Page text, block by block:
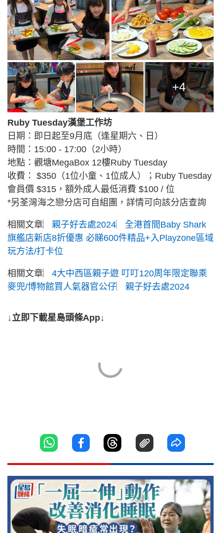
+4
Ruby Tuesday漢堡工作坊
日期：即日起至9月底（逢星期六、日）
時間：15:00 - 17:00（2小時）
地點：觀塘MegaBox 12樓Ruby Tuesday
收費： $350（1位小童、1位成人）；Ruby Tuesday
會員價 $315，額外成人最低消費 $100 / 位
*另荃灣海之戀分店可自組團，詳情可向該分店查詢
相關文章︳ 親子好去處2024︳全港首間Baby Shark
旗艦店新店8折優惠 必睇600件精品+入Playzone區域
玩方法/打卡位
相關文章︳ 4大中西區親子遊 叮叮120周年限定聯乘
麥兜/博物館買人氣器官公仔︳親子好去處2024
↓立即下載星島頭條App↓